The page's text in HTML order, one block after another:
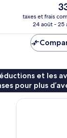
Le
de
taxes et frais
24 août - 25
et les
pour plus